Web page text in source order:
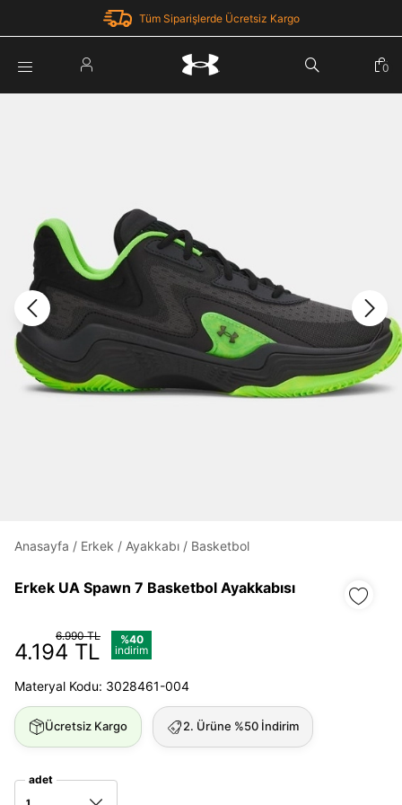
Tüm Siparişlerde Ücretsiz Kargo
Şifremi Unuttum
Giriş Yap
Under Armour'da yeni misiniz? Kayıt Ol
Üye Olmadan Devam Et
0
Anasayfa / Erkek / Ayakkabı / Basketbol
Erkek UA Spawn 7 Basketbol Ayakkabısı
6.990 TL
4.194 TL
%40
indirim
Materyal Kodu: 3028461-004
Ücretsiz Kargo 2. Ürüne %50 İndirim
adet
1
Parola Yenileme
Parolayı Yenile
Giriş Sayfasına Dön
Zaten hesabın var mı? Giriş yap
Şifre
göster